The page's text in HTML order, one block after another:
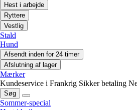
Hest i arbejde
Ryttere
Vestlig
Stald
Hund
Afsendt inden for 24 timer
Afslutning af lager
Mærker
Kundeservice i Frankrig Sikker betaling
Søg
Sommer-special